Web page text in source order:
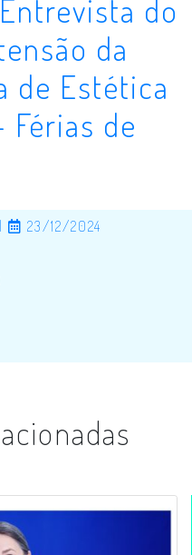
do
da
de Estética
Férias de
23/12/2024